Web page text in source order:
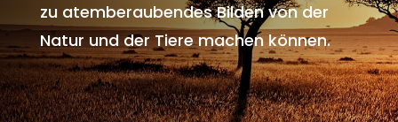
zu atemberaubendes Bilden von der
Natur und der Tiere machen können.